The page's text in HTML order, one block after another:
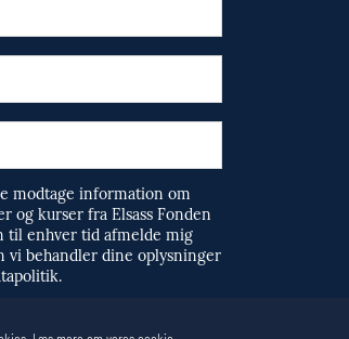
modtage information om
og kurser fra Elsass Fonden
til enhver tid afmelde mig
vi behandler dine oplysninger